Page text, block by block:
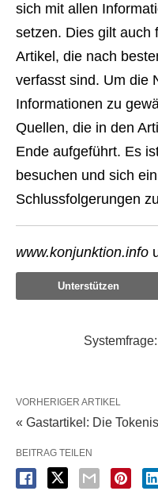
sich mit allen
setzen. Dies gilt auch
Artikel, die nach
verfasst sind. Um die
Informationen zu
Quellen, die in den
Ende aufgeführt. Es
besuchen und sich
Schlussfolgerungen
www.konjunktion.info
Unterstützen
VORHERIGER ARTIKEL
« Gastartikel: Die
BEITRAG TEILEN